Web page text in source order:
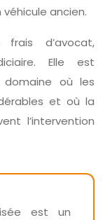
ancien.
d’avocat,
Elle est
domaine où les
et où la
l’intervention
est un